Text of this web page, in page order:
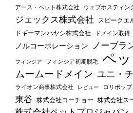
アース・ペット株式会社 ウェブホスティン
ジェックス株式会社 スピークエ
ドギーマンハヤシ株式会社 ドメイン取得
ノルコーポレーション ノーブラ
フィンジア フィンジア初期脱毛 ペッ
ムームードメイン ユニ・
ライオン商事株式会社 レビュー ロリポップ
東谷 株式会社コーチョー 株式会社ス